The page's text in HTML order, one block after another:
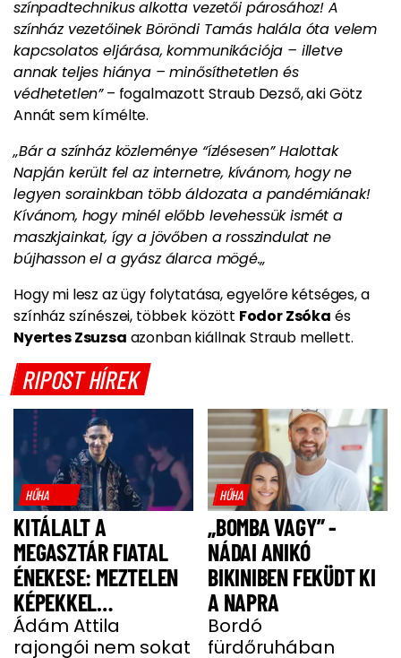
színpadtechnikus alkotta vezetői párosához! A
színház vezetőinek Böröndi Tamás halála óta velem
kapcsolatos eljárása, kommunikációja – illetve
annak teljes hiánya – minősíthetetlen és
védhetetlen”– fogalmazott Straub Dezső, aki Götz
Annát sem kímélte.
„Bár a színház közleménye “ízlésesen” Halottak
Napján került fel az internetre, kívánom, hogy ne
legyen sorainkban több áldozata a pandémiának!
Kívánom, hogy minél előbb levehessük ismét a
maszkjainkat, így a jövőben a rosszindulat ne
bújhasson el a gyász álarca mögé.„
Hogy mi lesz az ügy folytatása, egyelőre kétséges, a
színház színészei, többek között Fodor Zsóka és
Nyertes Zsuzsa azonban kiállnak Straub mellett.
RIPOST HÍREK
HŰHA
KITÁLALT A
MEGASZTÁR FIATAL
ÉNEKESE: MEZTELEN
KÉPEKKEL
HALMOZZÁK EL A
RAJONGÓI
Ádám Attila
rajongói nem sokat
HŰHA
„BOMBA VAGY” -
NÁDAI ANIKÓ
BIKINIBEN FEKÜDT KI
A NAPRA
Bordó
fürdőruhában